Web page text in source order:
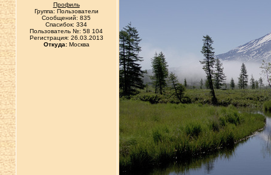
Профиль
Группа: Пользователи
Сообщений: 835
Спасибок: 334
Пользователь №: 58 104
Регистрация: 26.03.2013
Откуда:Москва